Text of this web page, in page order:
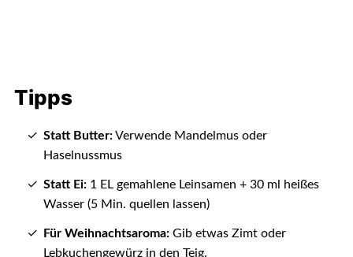
Tipps
Statt Butter:Verwende Mandelmus oder
Haselnussmus
Statt Ei:1 EL gemahlene Leinsamen + 30 ml heißes
Wasser (5 Min. quellen lassen)
Für Weihnachtsaroma: Gib etwas Zimt oder
Lebkuchengewürz in den Teig.